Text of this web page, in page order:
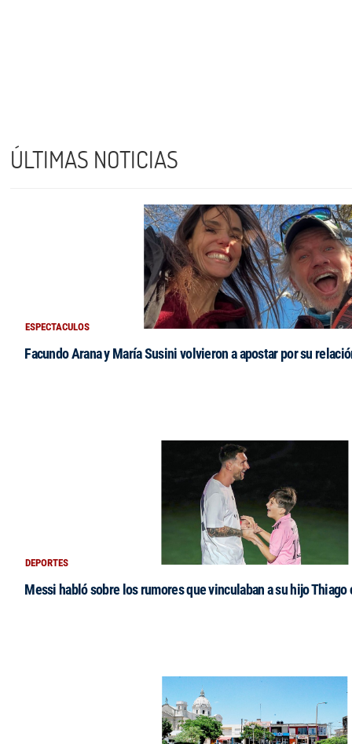
ÚLTIMAS NOTICIAS
ESPECTACULOS
Facundo Arana y María Susini volvieron a apostar por su
DEPORTES
Messi habló sobre los rumores que vinculaban a su hijo Thiago